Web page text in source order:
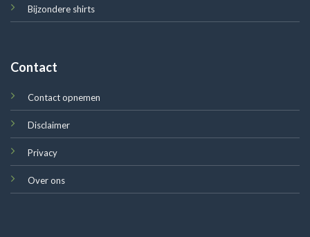
Bijzondere shirts
Contact
Contact opnemen
Disclaimer
Privacy
Over ons